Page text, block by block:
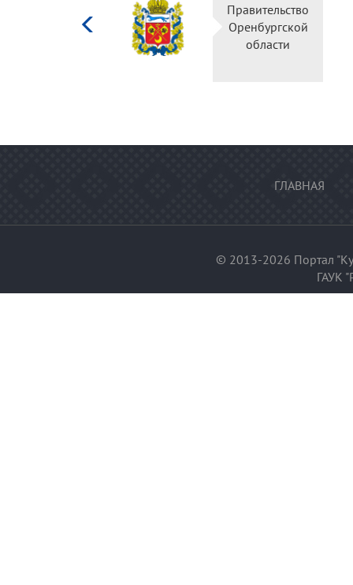
Правительство
Оренбургской
области
ГЛАВНАЯ
© 2013-2026 Портал
ГАУК